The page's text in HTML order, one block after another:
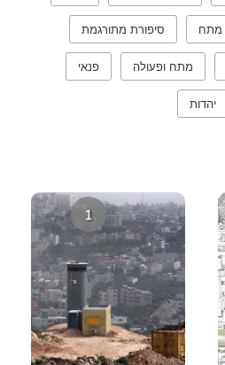
מתח סיפורת מתורגמת
מתח ופעולה פנאי
יהדות
1